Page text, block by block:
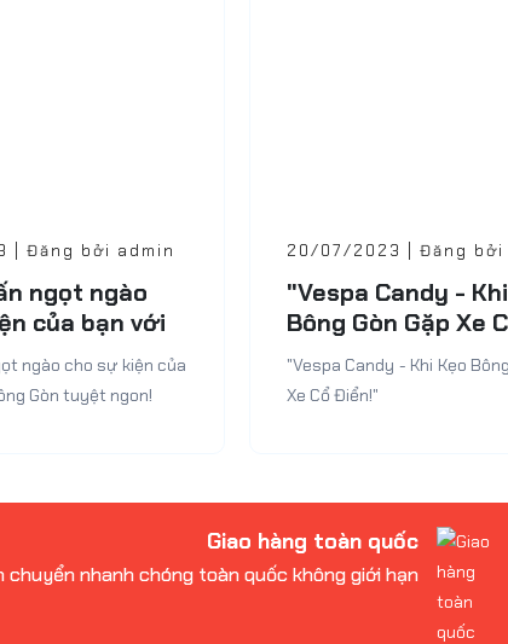
| Đăng bởi admin
ngọt ngào
của bạn với
Gòn tuyệt
ngào cho sự kiện của
Gòn tuyệt ngon!
20/07/2023 | Đăng bởi
"Vespa Candy -
Bông Gòn Gặp Xe
Điển!"
"Vespa Candy - Khi Kẹo
Xe Cổ Điển!"
Giao hàng toàn quốc
chuyển nhanh chóng toàn quốc không giới hạn